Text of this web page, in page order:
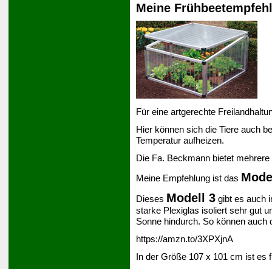
Meine
Für eine artgerechte
Hier können sich die Tiere auch
Temperatur aufheizen.
Die Fa. Beckmann bietet mehrere
Meine Empfehlung ist das
Dieses Modell 3gibt es auch
starke Plexiglas isoliert sehr gut
Sonne hindurch. So können auch
https://amzn.to/3XPXjnA
In der Größe 107 x 101 cm ist es